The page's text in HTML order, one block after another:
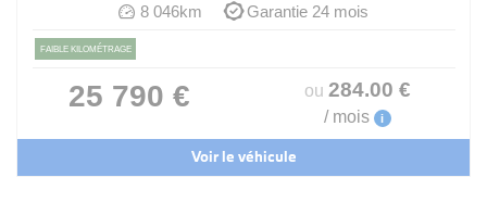
8 046km
Garantie 24 mois
FAIBLE KILOMÉTRAGE
25 790 € ou 284.00 €
/ mois i
Voir le véhicule